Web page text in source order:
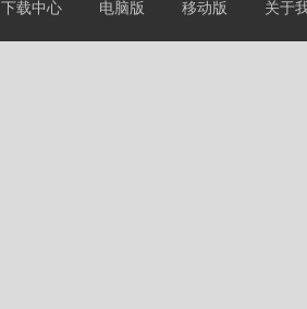
下载中心 电脑版 移动版 关于